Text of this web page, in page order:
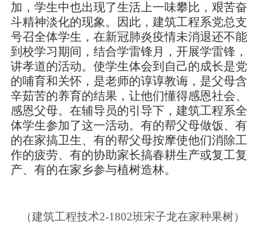
加，学生中也出现了生活上一味攀比，艰苦奋
斗精神淡化的现象。因此，建筑工程系党总支
号召全体学生，在新冠肺炎疫情未消退还不能
到校学习期间，结合学雷锋月，开展学雷锋，
讲孝道的活动。使学生体会到自己的成长是党
的哺育和关怀，是老师的谆谆教诲，是父母含
辛茹苦的养育的结果，让他们懂得感恩社会、
感恩父母。在辅导员的引导下，建筑工程系全
体学生参加了这一活动。有的帮父母做饭、有
的在家搞卫生、有的帮父母按摩使他们消除工
作的疲劳、有的协助家长搞春耕生产或复工复
产、有的在家乡参与植树造林。
（建筑工程技术2-1802班宋子龙在家种果树）